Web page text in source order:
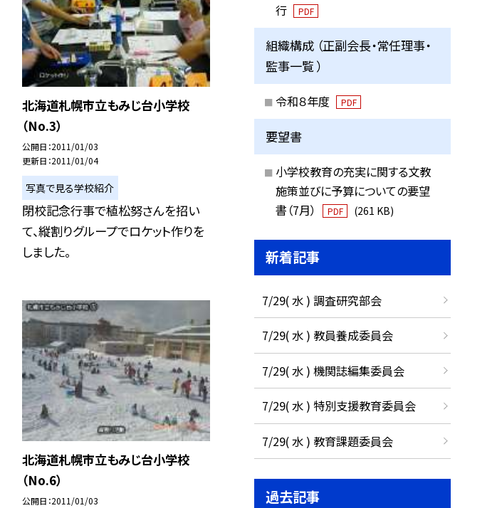
北海道札幌市立もみじ台小学校
（No.3）
公開日 2011/01/03
更新日 2011/01/04
写真で見る学校紹介
閉校記念行事で植松努さんを招い
て、縦割りグループでロケット作りを
しました。
北海道札幌市立もみじ台小学校
（No.6）
公開日 2011/01/03
行
PDF
組織構成 （正副会長・常任理事・
監事一覧 ）
令和８年度 PDF
要望書
小学校教育の充実に関する文教
施策並びに予算についての要望
書（7月）
PDF (261 KB)
新着記事
7/29( 水 ) 調査研究部会
7/29( 水 ) 教員養成委員会
7/29( 水 ) 機関誌編集委員会
7/29( 水 ) 特別支援教育委員会
7/29( 水 ) 教育課題委員会
過去記事